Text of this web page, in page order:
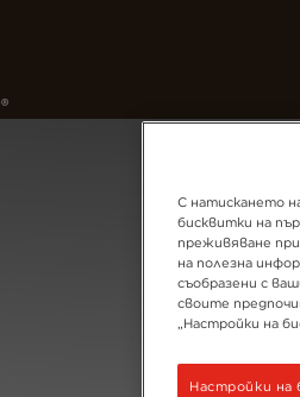
С натискането
бисквитки на
преживяване
на полезна
съобразени с
своите
„Настройки на
Настройки на